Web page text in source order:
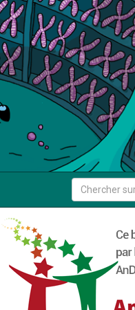
Rechercher